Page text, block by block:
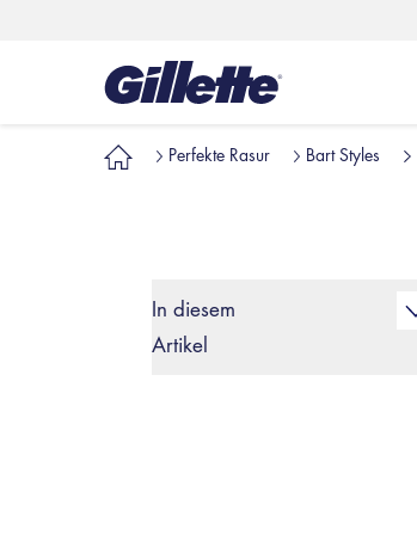
Perfekte Rasur Bart Styles
In diesem
Artikel